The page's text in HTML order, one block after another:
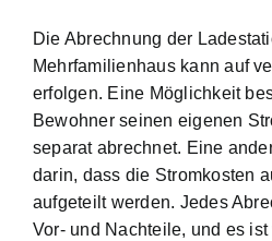
Die Abrechnung der
Mehrfamilienhaus kann auf
erfolgen. Eine Möglichkeit
Bewohner seinen eigenen
separat abrechnet. Eine
darin, dass die Stromkosten
aufgeteilt werden. Jedes
Vor- und Nachteile, und es